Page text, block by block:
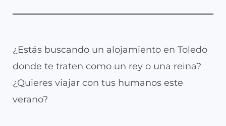
¿Estás buscando un alojamiento en Toledo
donde te traten como un rey o una reina?
¿Quieres viajar con tus humanos este
verano?